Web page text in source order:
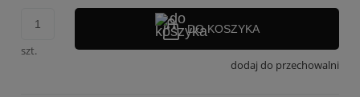
szt.
DO KOSZYKA
dodaj do przechowalni